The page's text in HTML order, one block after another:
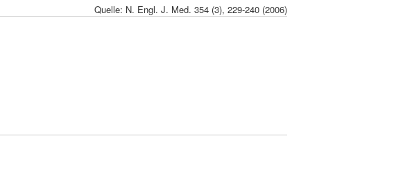
Quelle: N. Engl. J. Med. 354 (3), 229-240 (2006)